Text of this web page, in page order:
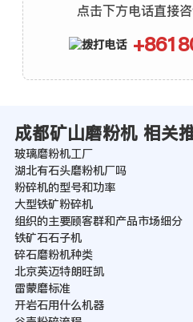
点击下方电话直接咨
成都矿山磨粉机 相关
玻璃磨粉机工厂
湖北有石头磨粉机厂吗
粉碎机的型号和功率
大型铁矿粉碎机
组织的主要顾客群和产品市场细分
铁矿石石子机
碎石磨粉机种类
北京英迈特朗旺凯
雷蒙磨标准
开岩石用什么机器